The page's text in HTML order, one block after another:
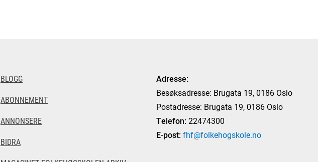
BLOGG
ABONNEMENT
ANNONSERE
BIDRA
Adresse:
Besøksadresse: Brugata 19, 0186 Oslo
Postadresse: Brugata 19, 0186 Oslo
Telefon: 22474300
E-post: fhf@folkehogskole.no